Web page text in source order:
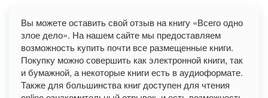
Вы можете оставить свой отзыв на книгу «Всего одно
злое дело». На нашем сайте мы предоставляем
возможность купить почти все размещенные книги.
Покупку можно совершить как электронной книги, так
и бумажной, а некоторые книги есть в аудиоформате.
Также для большинства книг доступен для чтения